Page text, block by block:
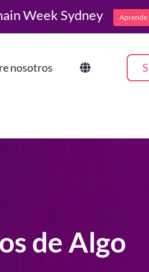
de Requisitos de
nosotros
de Algo
Week Sydney Aprende